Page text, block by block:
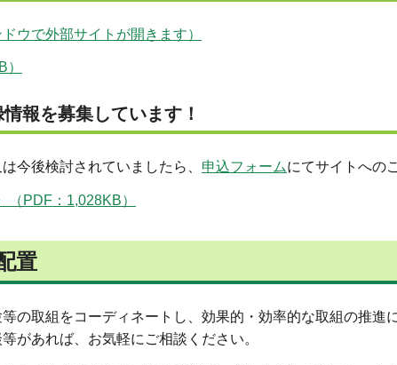
ウで外部サイトが開きます）
報を募集しています！
今後検討されていましたら、 申込フォームにてサイトへの
PDF：1,028KB）
置
の取組をコーディネートし、効果的・効率的な取組の推進
があれば、お気軽にご相談ください。